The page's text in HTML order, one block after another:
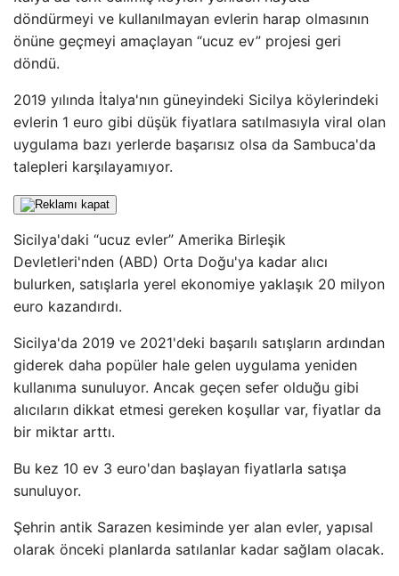
döndürmeyi ve kullanılmayan evlerin harap olmasının
önüne geçmeyi amaçlayan “ucuz ev” projesi geri
döndü.
2019 yılında İtalya'nın güneyindeki Sicilya köylerindeki
evlerin 1 euro gibi düşük fiyatlara satılmasıyla viral olan
uygulama bazı yerlerde başarısız olsa da Sambuca'da
talepleri karşılayamıyor.
Sicilya'daki “ucuz evler” Amerika Birleşik
Devletleri'nden (ABD) Orta Doğu'ya kadar alıcı
bulurken, satışlarla yerel ekonomiye yaklaşık 20 milyon
euro kazandırdı.
Sicilya'da 2019 ve 2021'deki başarılı satışların ardından
giderek daha popüler hale gelen uygulama yeniden
kullanıma sunuluyor. Ancak geçen sefer olduğu gibi
alıcıların dikkat etmesi gereken koşullar var, fiyatlar da
bir miktar arttı.
Bu kez 10 ev 3 euro'dan başlayan fiyatlarla satışa
sunuluyor.
Şehrin antik Sarazen kesiminde yer alan evler, yapısal
olarak önceki planlarda satılanlar kadar sağlam olacak.